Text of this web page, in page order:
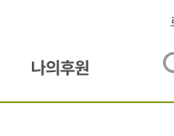
나의후원